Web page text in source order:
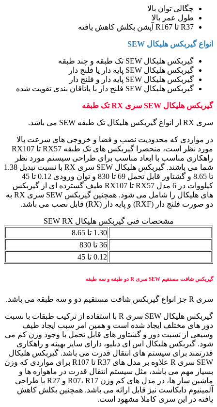
چگالی توان بالا
طول عمر بالا
R37 تا R167 آپشن بکلش کاهش یافته
انواع گیربکس هلیکال SEW
گیربکس هلیکال SEW تک طبقه و چند طبقه
گیربکس هلیکال SEW پایه دار یا فلنج دار
گیربکس هلیکال SEW پایه دار و فلنج دار
گیربکس هلیکال SEW فلنج دار با یاتاقان بندی تقویت شده
گیربکس هلیکال SEW سری RX تک طبقه
سری RX از انواع گیربکس هلیکال تک طبقه SEW می باشد.
در مواردی که محدودیت نصب و فضا و خروجی های سرعت بالا
مورد نظر است، منحصرا گیربکس های تک طبقه RX57 تا RX107
راهکاری مناسب با ابعاد مناسب برای طراحی سیستم مورد نظر
شما می باشند. گیربکس هلیکال SEW سری RX با نسبت تبدیل 1.38
تا 8.65 و گشتاور قابل تحمل 69 تا 830 و توان ورودی 0.12 تا 45
کیلووات در 6 مدل RX57 تا RX107 طیف گسترده ای از گیربکس
های هلیکال را شامل می شود. همچنین گیربکس SEW سری RX به
دو صورت فلنج دار (RXF) و پایه دار (RX) قابل نصب می باشد.
مشخصات فنی گیربکس هلیکال SEW RX
1.30 تا 8.65
36 تا 830
0.12 تا 45
گیربکس شافت مستقیم SEW سری R دو طبقه و سه طبقه
سری R جز انواع گیربکس شافت مستقیم دو و سه طبقه می باشد.
گیربکس هلیکال SEW سری R با استفاده از ترکیب طبقات با نسبت
دور های مختلف ایجاد شده است و همین امر سبب ایجاد طیف
وسیعی از نسبت دور و گشتاور های قابل تحمل با وجود وزن کم می
شود. گیربکس هلیکال اس ای دبلیو، دارای سایز بهینه و راهکاری
قدرتمند برای سیستم های انتقال قدرت می باشد. گیربکس هلیکال
SEW سری R علاوه بر مدل های R37 تا R107 برای مواردی که وزن
بسیار مهم می باشد، مثل سیستم انتقال قدرت در ماهواره ها و
ماشین ساز ها، در مدل های کم وزن R07، R17 و R27 با طراحی
آلمینیوم دایکاست نیز قابل ارائه می باشد. همچنین بکلش کاهش
یافته در این سری کاملا مشهود است.